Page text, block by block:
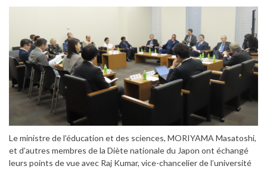
Le ministre de l’éducation et des sciences, MORIYAMA Masatoshi,
et d’autres membres de la Diète nationale du Japon ont échangé
leurs points de vue avec Raj Kumar, vice-chancelier de l’université